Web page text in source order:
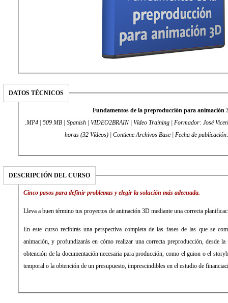
DATOS TÉCNICOS
Fundamentos de la preproducción para animación
.MP4 | 509 MB | Spanish | VIDEO2BRAIN | Vídeo Training | Formador: José
horas (32 Vídeos) | Contiene Archivos Base | Fecha de
DESCRIPCIÓN DEL CURSO
Cinco pasos para definir problemas y elegir la solución más adecuada.
Lleva a buen término tus proyectos de animación 3D mediante una correcta
En este curso recibirás una perspectiva completa de las fases de las que se
animación, y profundizarás en cómo realizar una correcta preproducción, desde
obtención de la documentación necesaria para producción, como el guion o el
temporal o la obtención de un presupuesto, imprescindibles en el estudio de